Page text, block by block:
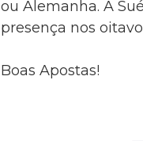
ou Alemanha. A
presença nos
Boas Apostas!